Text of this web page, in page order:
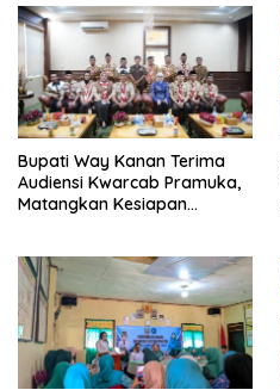
Bupati Way Kanan Terima
Audiensi Kwarcab Pramuka,
Matangkan Kesiapan